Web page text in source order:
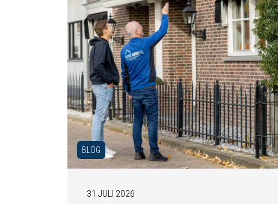
BLOG
31 JULI 2026